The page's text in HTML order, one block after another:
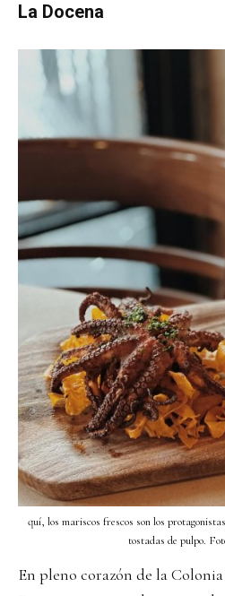
La Docena
quí, los mariscos frescos son los
tostadas de pulpo.
En pleno corazón de la